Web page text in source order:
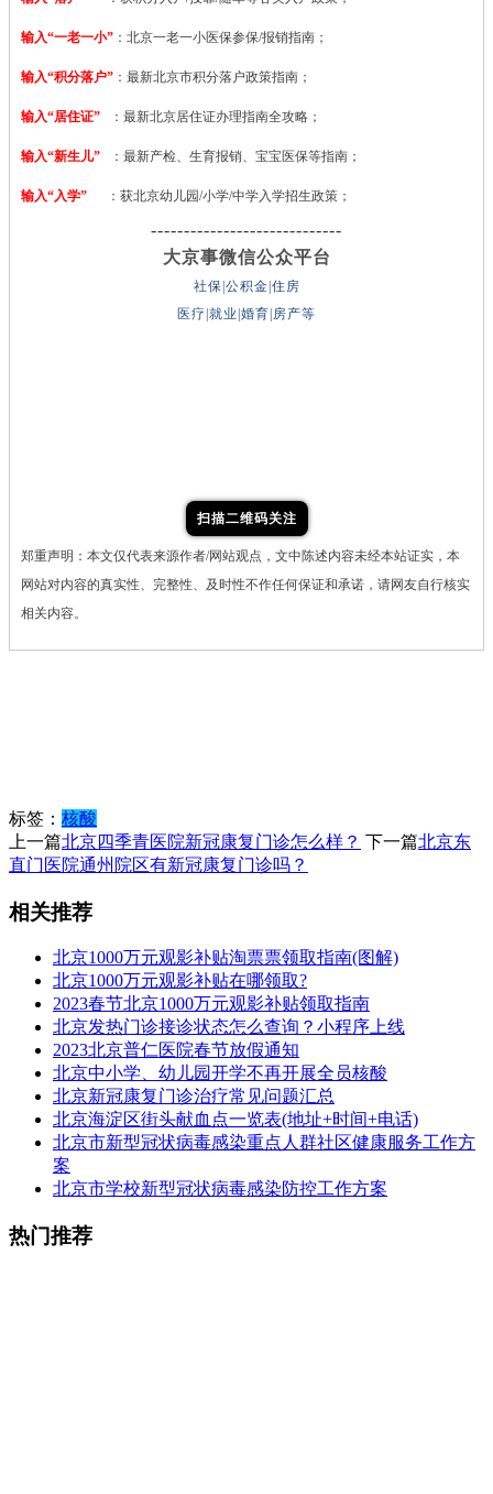
输入“一老一小” ：北京一老一小医保参保/报销指南；
输入“积分落户” ：最新北京市积分落户政策指南；
输入“居住证” ：最新北京居住证办理指南全攻略；
输入“新生儿” ：最新产检、生育报销、宝宝医保等指南；
输入“入学” ：获北京幼儿园/小学/中学入学招生政策；
-----------------------------
大京事微信公众平台
社保|公积金|住房
医疗|就业|婚育|房产等
扫描二维码关注
郑重声明：本文仅代表来源作者/网站观点，文中陈述内容未经本站证实，本
网站对内容的真实性、完整性、及时性不作任何保证和承诺，请网友自行核实
相关内容。
标签： 核酸
上一篇北京四季青医院新冠康复门诊怎么样？ 下一篇北京东
直门医院通州院区有新冠康复门诊吗？
相关推荐
北京1000万元观影补贴淘票票领取指南(图解)
北京1000万元观影补贴在哪领取?
2023春节北京1000万元观影补贴领取指南
北京发热门诊接诊状态怎么查询？小程序上线
2023北京普仁医院春节放假通知
北京中小学、幼儿园开学不再开展全员核酸
北京新冠康复门诊治疗常见问题汇总
北京海淀区街头献血点一览表(地址+时间+电话)
​北京市新型冠状病毒感染重点人群社区健康服务工作方
案
北京市学校新型冠状病毒感染防控工作方案
热门推荐